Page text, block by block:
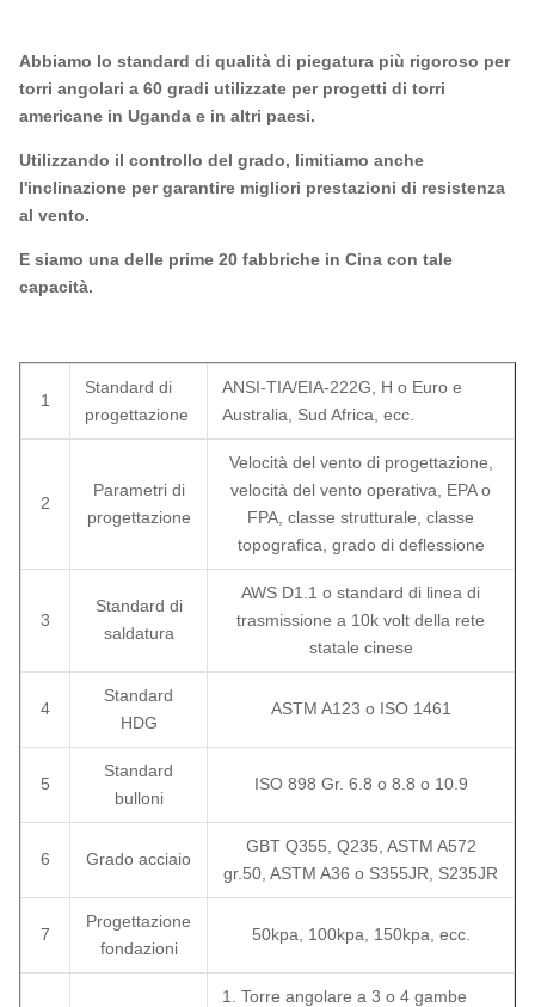
Abbiamo lo standard di qualità di piegatura più rigoroso per
torri angolari a 60 gradi utilizzate per progetti di torri
americane in Uganda e in altri paesi.
Utilizzando il controllo del grado, limitiamo anche
l'inclinazione per garantire migliori prestazioni di resistenza
al vento.
E siamo una delle prime 20 fabbriche in Cina con tale
capacità.
1
Standard di
progettazione
ANSI-TIA/EIA-222G, H o Euro e
Australia, Sud Africa, ecc.
2
Parametri di
progettazione
Velocità del vento di progettazione,
velocità del vento operativa, EPA o
FPA, classe strutturale, classe
topografica, grado di deflessione
3
Standard di
saldatura
AWS D1.1 o standard di linea di
trasmissione a 10k volt della rete
statale cinese
4
Standard
HDG
ASTM A123 o ISO 1461
5
Standard
bulloni
ISO 898 Gr. 6.8 o 8.8 o 10.9
6 Grado acciaio
GBT Q355, Q235, ASTM A572
gr.50, ASTM A36 o S355JR, S235JR
7
Progettazione
fondazioni
50kpa, 100kpa, 150kpa, ecc.
1. Torre angolare a 3 o 4 gambe